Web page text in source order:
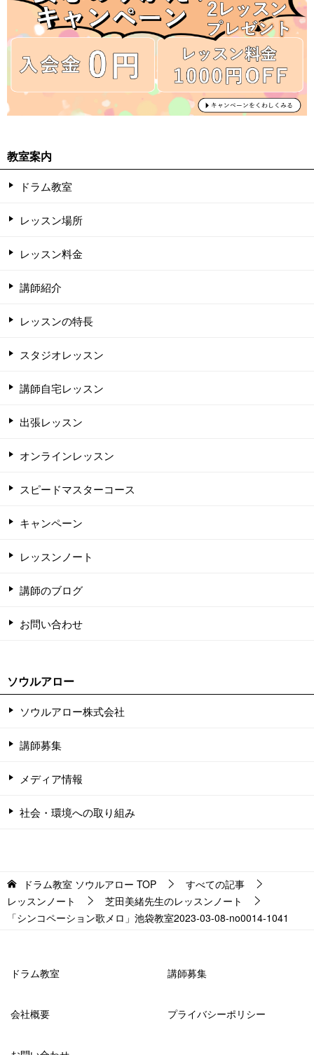
教室案内
ドラム教室
レッスン場所
レッスン料金
講師紹介
レッスンの特長
スタジオレッスン
講師自宅レッスン
出張レッスン
オンラインレッスン
スピードマスターコース
キャンペーン
レッスンノート
講師のブログ
お問い合わせ
ソウルアロー
ソウルアロー株式会社
講師募集
メディア情報
社会・環境への取り組み
ドラム教室 ソウルアロー TOP
すべての記事
レッスンノート
芝田美緒先生のレッスンノート
「シンコペーション歌メロ」池袋教室2023-03-08-no0014-1041
ドラム教室 講師募集
会社概要 プライバシーポリシー